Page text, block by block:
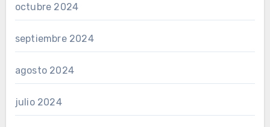
octubre 2024
septiembre 2024
agosto 2024
julio 2024